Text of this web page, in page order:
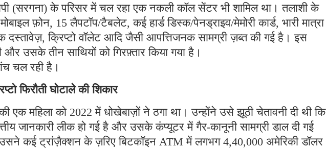
(सरगना) के परिसर में चल रहा एक नकली कॉल सेंटर भी शामिल था। तलाशी के
फ़ोन, 15 लैपटॉप/टैबलेट, कई हार्ड डिस्क/पेनड्राइव/मेमोरी कार्ड, भारी मात्रा
क्रिप्टो वॉलेट आदि जैसी आपत्तिजनक सामग्री ज़ब्त की गई है। इस
उसके तीन साथियों को गिरफ़्तार किया गया है।
चल रही है।
फिरौती घोटाले की शिकार
एक महिला को 2022 में धोखेबाज़ों ने ठगा था। उन्होंने उसे झूठी चेतावनी दी थी कि
जानकारी लीक हो गई है और उसके कंप्यूटर में गैर-कानूनी सामग्री डाल दी गई
कई ट्रांज़ैक्शन के ज़रिए बिटकॉइन ATM में लगभग 4,40,000 अमेरिकी डॉलर